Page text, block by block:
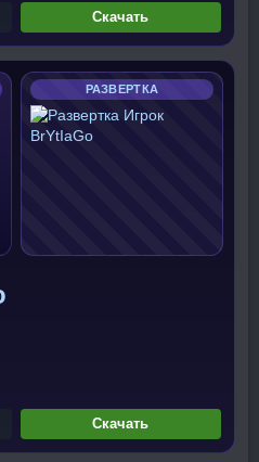
Скачать
РАЗВЕРТКА
Скачать